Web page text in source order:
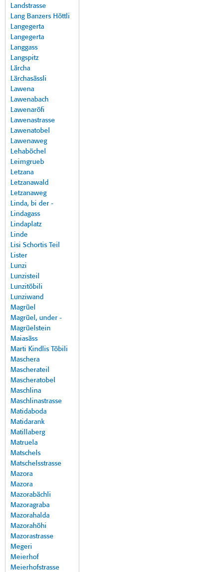
Landstrasse
Lang Banzers Höttli
Langegerta
Langegerta
Langgass
Langspitz
Lärcha
Lärchasässli
Lawena
Lawenabach
Lawenaröfi
Lawenastrasse
Lawenatobel
Lawenaweg
Lehaböchel
Leimgrueb
Letzana
Letzanawald
Letzanaweg
Linda, bi der -
Lindagass
Lindaplatz
Linde
Lisi Schortis Teil
Lister
Lunzi
Lunzisteil
Lunzitöbili
Lunziwand
Magrüel
Magrüel, under -
Magrüelstein
Maiasäss
Marti Kindlis Töbili
Maschera
Mascherateil
Mascheratobel
Maschlina
Maschlinastrasse
Matidaboda
Matidarank
Matillaberg
Matruela
Matschels
Matschelsstrasse
Mazora
Mazora
Mazorabächli
Mazoragraba
Mazorahalda
Mazorahöhi
Mazorastrasse
Megeri
Meierhof
Meierhofstrasse